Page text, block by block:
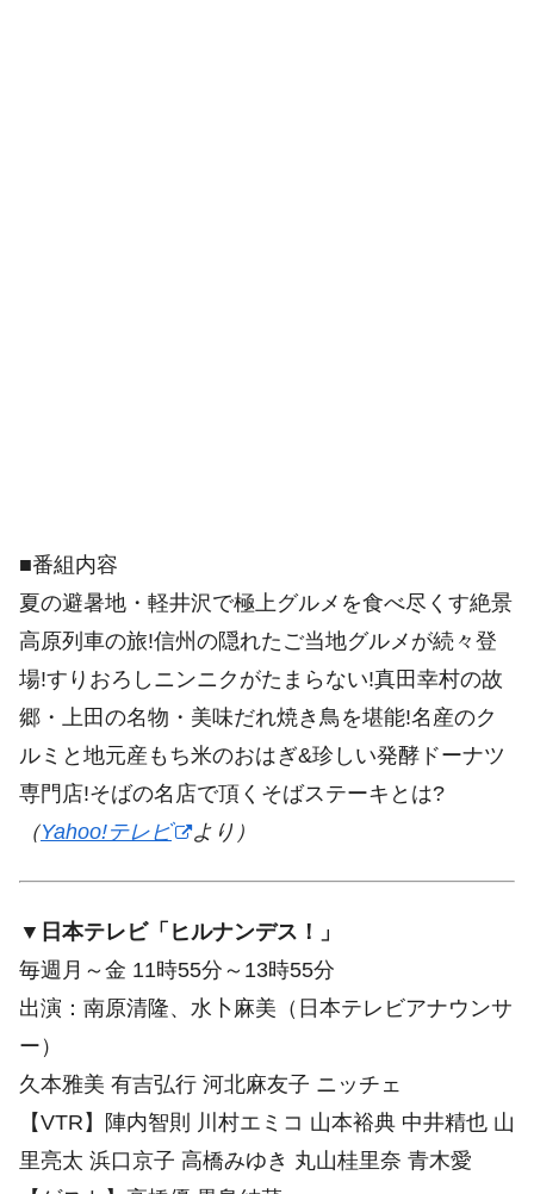
■番組内容
夏の避暑地・軽井沢で極上グルメを食べ尽くす絶景
高原列車の旅!信州の隠れたご当地グルメが続々登
場!すりおろしニンニクがたまらない!真田幸村の故
郷・上田の名物・美味だれ焼き鳥を堪能!名産のク
ルミと地元産もち米のおはぎ&珍しい発酵ドーナツ
専門店!そばの名店で頂くそばステーキとは?
（Yahoo!テレビ より）
▼日本テレビ「ヒルナンデス！」
毎週月～金 11時55分～13時55分
出演：南原清隆、水卜麻美（日本テレビアナウンサ
ー）
久本雅美 有吉弘行 河北麻友子 ニッチェ
【VTR】陣内智則 川村エミコ 山本裕典 中井精也 山
里亮太 浜口京子 高橋みゆき 丸山桂里奈 青木愛